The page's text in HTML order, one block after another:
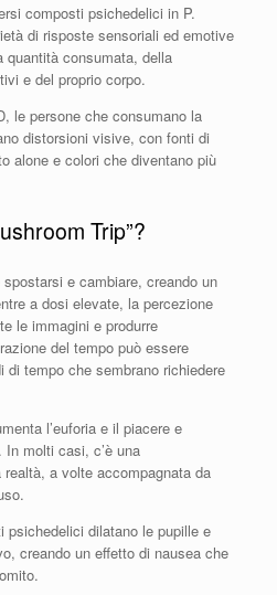
composti psichedelici in P.
di risposte sensoriali ed emotive
quantità consumata, della
e del proprio corpo.
le persone che consumano la
distorsioni visive, con fonti di
alone e colori che diventano più
Trip”?
e cambiare, creando un
a dosi elevate, la percezione
le immagini e produrre
del tempo può essere
di tempo che sembrano richiedere
l’euforia e il piacere e
molti casi, c’è una
a volte accompagnata da
psichedelici dilatano le pupille e
creando un effetto di nausea che